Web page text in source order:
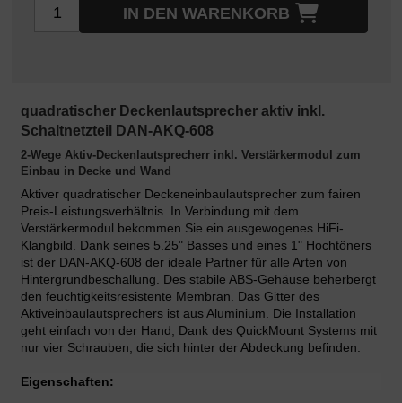
IN DEN WARENKORB
quadratischer Deckenlautsprecher aktiv inkl.
Schaltnetzteil DAN-AKQ-608
2-Wege Aktiv-Deckenlautsprecherr inkl. Verstärkermodul zum
Einbau in Decke und Wand
Aktiver quadratischer Deckeneinbaulautsprecher zum fairen
Preis-Leistungsverhältnis. In Verbindung mit dem
Verstärkermodul bekommen Sie ein ausgewogenes HiFi-
Klangbild. Dank seines 5.25" Basses und eines 1" Hochtöners
ist der DAN-AKQ-608 der ideale Partner für alle Arten von
Hintergrundbeschallung. Des stabile ABS-Gehäuse beherbergt
den feuchtigkeitsresistente Membran. Das Gitter des
Aktiveinbaulautsprechers ist aus Aluminium. Die Installation
geht einfach von der Hand, Dank des QuickMount Systems mit
nur vier Schrauben, die sich hinter der Abdeckung befinden.
Eigenschaften: